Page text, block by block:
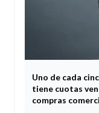
Uno de cada
tiene cuotas
compras